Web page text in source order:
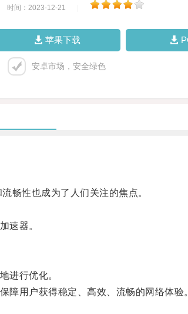
时间：2023-12-21
苹果下载
安卓市场，安全绿色
性也成为了人们关注的焦点。
速器。
进行优化。
用户获得稳定、高效、流畅的网络体验